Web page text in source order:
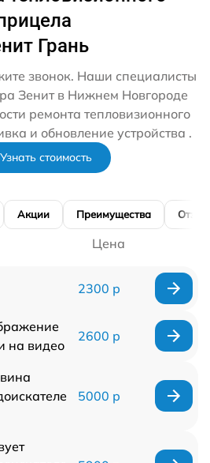
Грань
звонок. Наши специалисты
Зенит в Нижнем Новгороде
ремонта тепловизионного
и обновление устройства .
Узнать стоимость
Акции Преимущества
Цена
2300 р
на видео
2600 р
5000 р